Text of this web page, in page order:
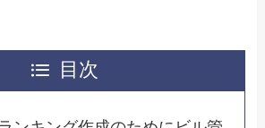
目次